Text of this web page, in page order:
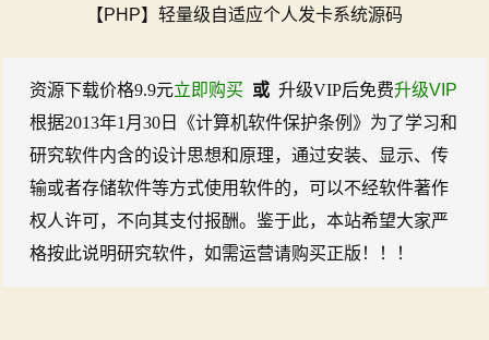
【PHP】轻量级自适应个人发卡系统源码
资源下载价格9.9元立即购买 或 升级VIP后免费升级VIP
根据2013年1月30日《计算机软件保护条例》为了学习和
研究软件内含的设计思想和原理，通过安装、显示、传
输或者存储软件等方式使用软件的，可以不经软件著作
权人许可，不向其支付报酬。鉴于此，本站希望大家严
格按此说明研究软件，如需运营请购买正版！！！